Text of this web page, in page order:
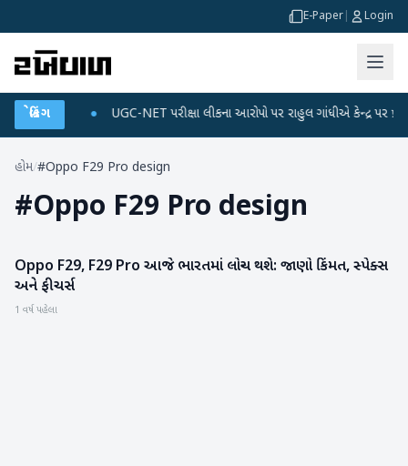
E-Paper Login
બ્રેકિંગ
પ્લાન UGC-NET પરીક્ષા લીકના આરોપો પર રાહુલ ગાંધીએ કેન્દ્ર પર પ્રહાર
હોમ/#Oppo F29 Pro design
#Oppo F29 Pro design
ગેજેટ
Oppo F29, F29 Pro આજે ભારતમાં લોન્ચ થશે: જાણો કિંમત, સ્પેક્સ
અને ફીચર્સ
1 વર્ષ પહેલા